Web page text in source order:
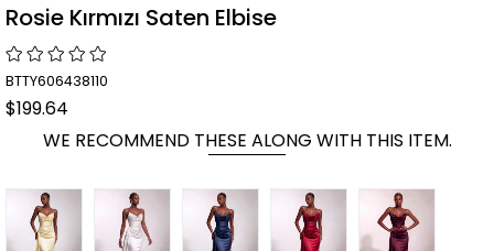
Rosie Kırmızı Saten Elbise
BTTY606438110
$199.64
WE RECOMMEND THESE ALONG WITH THIS ITEM.